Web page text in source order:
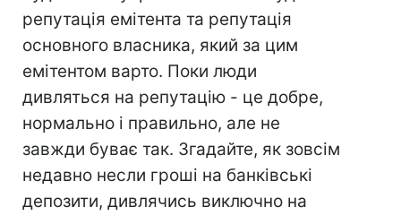
репутація емітента та репутація
основного власника, який за цим
емітентом варто. Поки люди
дивляться на репутацію - це добре,
нормально і правильно, але не
завжди буває так. Згадайте, як зовсім
недавно несли гроші на банківські
депозити, дивлячись виключно на